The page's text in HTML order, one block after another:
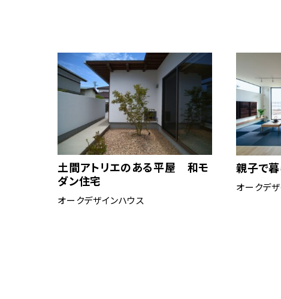
土間アトリエのある平屋 和モ
ダン住宅
オークデザインハウス
親子で
オークデ